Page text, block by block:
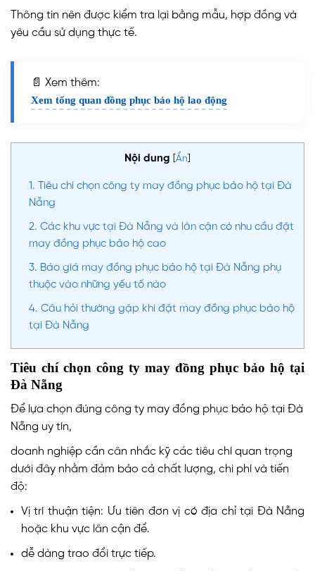
Thông tin nên được kiểm tra lại bằng mẫu, hợp đồng và
yêu cầu sử dụng thực tế.
📄 Xem thêm:
Xem tổng quan đồng phục bảo hộ lao động
Nội dung Ẩn
1. Tiêu chí chọn công ty may đồng phục bảo hộ tại Đà
Nẵng
2. Các khu vực tại Đà Nẵng và lân cận có nhu cầu đặt
may đồng phục bảo hộ cao
3. Báo giá may đồng phục bảo hộ tại Đà Nẵng phụ
thuộc vào những yếu tố nào
4. Câu hỏi thường gặp khi đặt may đồng phục bảo hộ
tại Đà Nẵng
Tiêu chí chọn công ty may đồng phục bảo hộ tại
Đà Nẵng
Để lựa chọn đúng công ty may đồng phục bảo hộ tại Đà
Nẵng uy tín,
doanh nghiệp cần cân nhắc kỹ các tiêu chí quan trọng
dưới đây nhằm đảm bảo cả chất lượng, chi phí và tiến
độ:
Vị trí thuận tiện: Ưu tiên đơn vị có địa chỉ tại Đà Nẵng
hoặc khu vực lân cận để.
dễ dàng trao đổi trực tiếp.